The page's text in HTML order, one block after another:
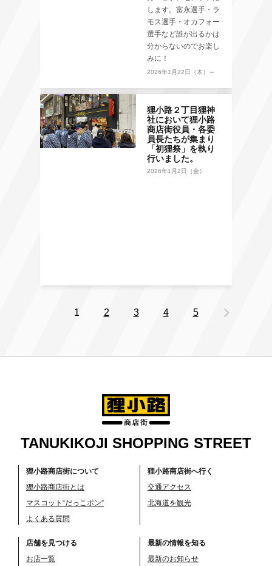
します。富永選手・ラ
モス選手・オカフォー
選手など誰が出るかは
分からないのでお楽し
みに！
2026年1月22日（木）～
狸小路２丁目狸神
社において狸小路
商店街役員・各委
員長たちが集まり
「初狸祭」を執り
行いました。
2026年1月2日（金）
1 2 3 4 5 chevron_right
TANUKIKOJI SHOPPING STREET
狸小路商店街について
狸小路商店街とは
マスコット“だっこポン”
よくある質問
狸小路商店街へ行く
交通アクセス
北海道を観光
店舗を見つける
お店一覧
最新の情報を知る
最新のお知らせ